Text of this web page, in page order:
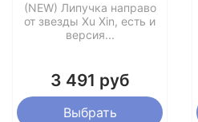
(NEW) Липучка направо
от звезды Xu Xin, есть и
версия...
3 491 руб
Выбрать